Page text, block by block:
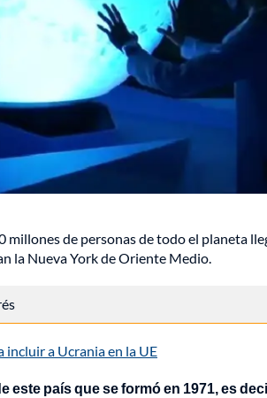
millones de personas de todo el planeta
la Nueva York de Oriente Medio.
a Ucrania en la UE
país que se formó en 1971, es